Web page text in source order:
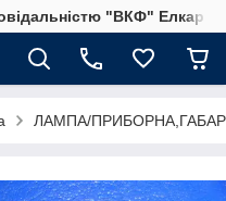
"ВКФ" Елкар"
ЛАМПА/